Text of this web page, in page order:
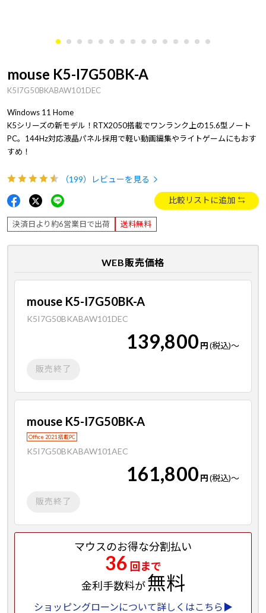
mouse K5-I7G50BK-A
K5I7G50BKABAW101DEC
Windows 11 Home
K5シリーズの新モデル！RTX2050搭載でワンランク上の15.6型ノート
PC。144Hz対応液晶パネル採用で軽い動画編集やライトゲームにもおす
すめ！
（199） レビューを見る
比較リストに追加
決済日より約6営業日で出荷 送料無料
WEB販売価格
mouse K5-I7G50BK-A
K5I7G50BKABAW101DEC
139,800 円(税込)～
販売終了
mouse K5-I7G50BK-A
Office 2021 搭載PC
K5I7G50BKABAW101AEC
161,800 円(税込)～
販売終了
マウスのお得な分割払い
36 回まで
金利手数料が無料
ショッピングローンについて詳しくはこちら▶